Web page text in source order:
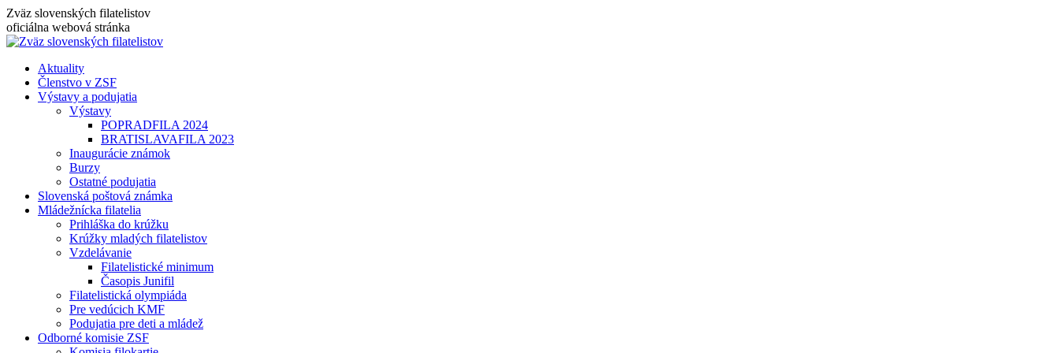
Skip
to
content
Zväz slovenských filatelistov
oficiálna webová stránka
Aktuality
Členstvo v ZSF
Výstavy a podujatia
Výstavy
POPRADFILA 2024
BRATISLAVAFILA 2023
Inaugurácie známok
Burzy
Ostatné podujatia
Slovenská poštová známka
Mládežnícka filatelia
Prihláška do krúžku
Krúžky mladých filatelistov
Vzdelávanie
Filatelistické minimum
Časopis Junifil
Filatelistická olympiáda
Pre vedúcich KMF
Podujatia pre deti a mládež
Odborné komisie ZSF